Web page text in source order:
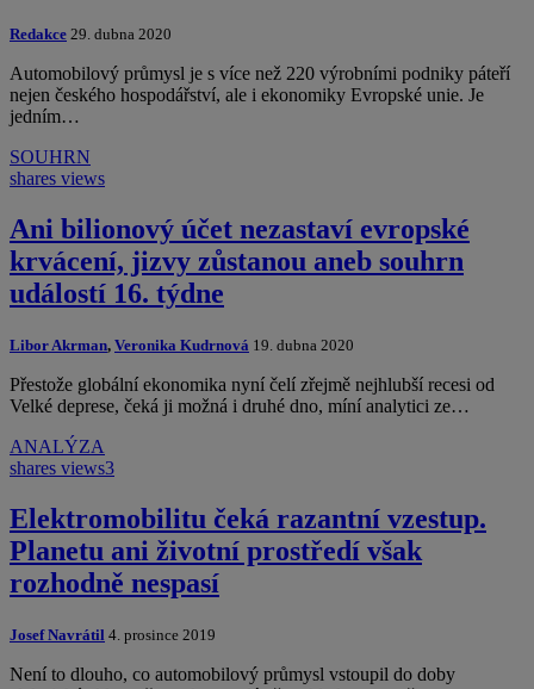
Redakce 29. dubna 2020
Automobilový průmysl je s více než 220 výrobními podniky páteří
nejen českého hospodářství, ale i ekonomiky Evropské unie. Je
jedním…
SOUHRN
shares views
Ani bilionový účet nezastaví evropské
krvácení, jizvy zůstanou aneb souhrn
událostí 16. týdne
Libor Akrman, Veronika Kudrnová 19. dubna 2020
Přestože globální ekonomika nyní čelí zřejmě nejhlubší recesi od
Velké deprese, čeká ji možná i druhé dno, míní analytici ze…
ANALÝZA
shares views3
Elektromobilitu čeká razantní vzestup.
Planetu ani životní prostředí však
rozhodně nespasí
Josef Navrátil 4. prosince 2019
Není to dlouho, co automobilový průmysl vstoupil do doby